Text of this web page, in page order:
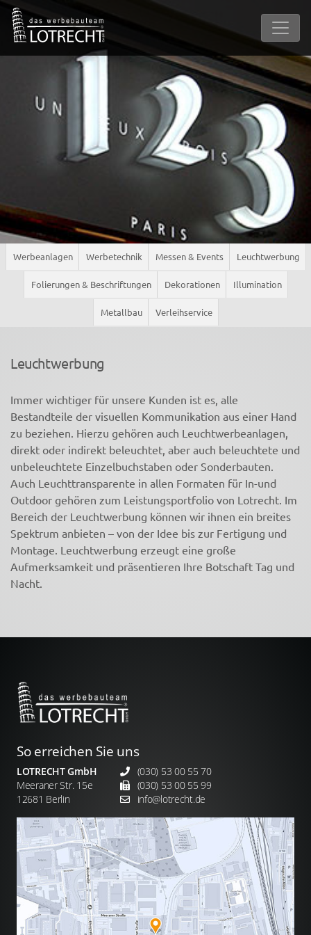
Werbeanlagen Werbetechnik Messen & Events Leuchtwerbung
Folierungen & Beschriftungen Dekorationen Illumination
Metallbau Verleihservice
Leuchtwerbung
Immer wichtiger für unsere Kunden ist es, alle
Bestandteile der visuellen Kommunikation aus einer Hand
zu beziehen. Hierzu gehören auch Leuchtwerbeanlagen,
direkt oder indirekt beleuchtet, aber auch beleuchtete und
unbeleuchtete Einzelbuchstaben oder Sonderbauten.
Auch Leuchttransparente in allen Formaten für In-und
Outdoor gehören zum Leistungsportfolio von Lotrecht. Im
Bereich der Leuchtwerbung können wir ihnen ein breites
Spektrum anbieten – von der Idee bis zur Fertigung und
Montage. Leuchtwerbung erzeugt eine große
Aufmerksamkeit und präsentieren Ihre Botschaft Tag und
Nacht.
So erreichen Sie uns
LOTRECHT GmbH
Meeraner Str. 15e
12681 Berlin
(030) 53 00 55 70
(030) 53 00 55 99
info@lotrecht.de